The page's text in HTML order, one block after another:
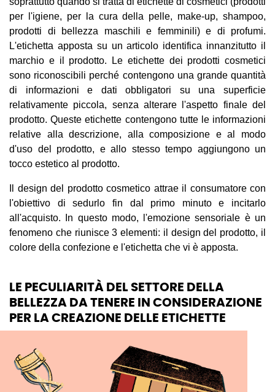
per l'igiene, per la cura della pelle, make-up, shampoo,
prodotti di bellezza maschili e femminili) e di profumi.
L'etichetta apposta su un articolo identifica innanzitutto il
marchio e il prodotto. Le etichette dei prodotti cosmetici
sono riconoscibili perché contengono una grande quantità
di informazioni e dati obbligatori su una superficie
relativamente piccola, senza alterare l'aspetto finale del
prodotto. Queste etichette contengono tutte le informazioni
relative alla descrizione, alla composizione e al modo
d'uso del prodotto, e allo stesso tempo aggiungono un
tocco estetico al prodotto.
Il design del prodotto cosmetico attrae il consumatore con
l'obiettivo di sedurlo fin dal primo minuto e incitarlo
all'acquisto. In questo modo, l'emozione sensoriale è un
fenomeno che riunisce 3 elementi: il design del prodotto, il
colore della confezione e l'etichetta che vi è apposta.
LE PECULIARITÀ DEL SETTORE DELLA
BELLEZZA DA TENERE IN CONSIDERAZIONE
PER LA CREAZIONE DELLE ETICHETTE